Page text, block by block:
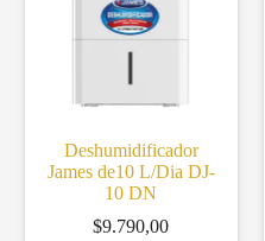
Deshumidificador
James de10 L/Dia DJ-
10 DN
$9.790,00